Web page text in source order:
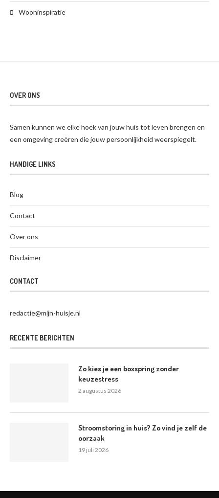
Wooninspiratie
OVER ONS
Samen kunnen we elke hoek van jouw huis tot leven brengen en
een omgeving creëren die jouw persoonlijkheid weerspiegelt.
HANDIGE LINKS
Blog
Contact
Over ons
Disclaimer
CONTACT
redactie@mijn-huisje.nl
RECENTE BERICHTEN
Zo kies je een boxspring zonder
keuzestress
2 augustus 2026
Stroomstoring in huis? Zo vind je zelf de
oorzaak
19 juli 2026